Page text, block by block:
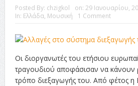
Posted By: chzigkol on: 29 Ιανουαρίου,
In: Ελλάδα, Μουσική 1 Comment
Οι διοργανωτές του ετήσιου
τραγουδιού αποφάσισαν να κάνουν
τρόπο διεξαγωγής του. Από φέτος η